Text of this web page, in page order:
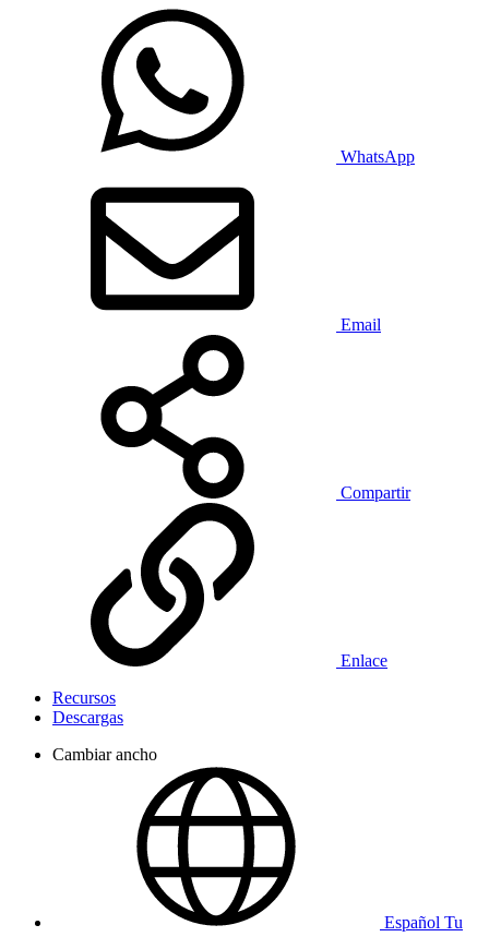
WhatsApp
Email
Compartir
Enlace
Recursos
Descargas
Cambiar ancho
Español Tu